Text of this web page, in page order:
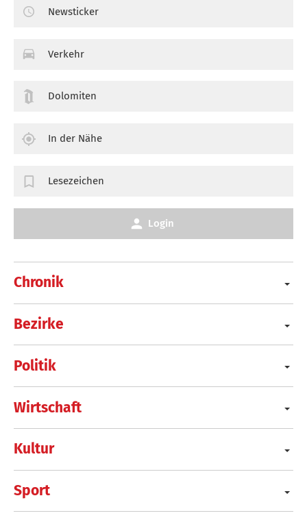
Chronik
Bezirke
Politik
Wirtschaft
Kultur
Sport
Newsticker
Verkehr
Dolomiten
In der Nähe
Lesezeichen
Login